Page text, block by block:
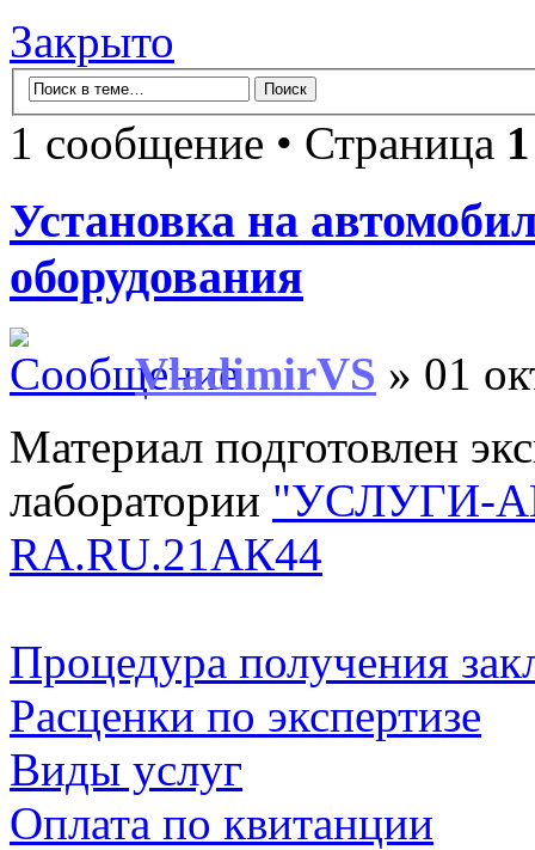
Закрыто
1 сообщение • Страница 1
Установка на
оборудования
VladimirVS » 01
Материал подготовлен
лаборатории "УСЛУГИ-
RA.RU.21АК44
Процедура получения
Расценки по экспертизе
Виды услуг
Оплата по квитанции